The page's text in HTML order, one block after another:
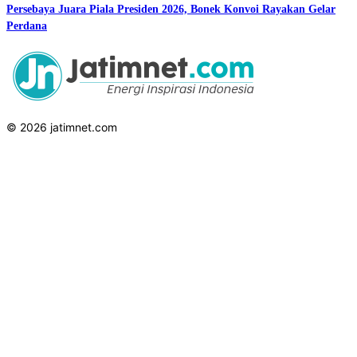
Persebaya Juara Piala Presiden 2026, Bonek Konvoi Rayakan Gelar
Perdana
© 2026 jatimnet.com